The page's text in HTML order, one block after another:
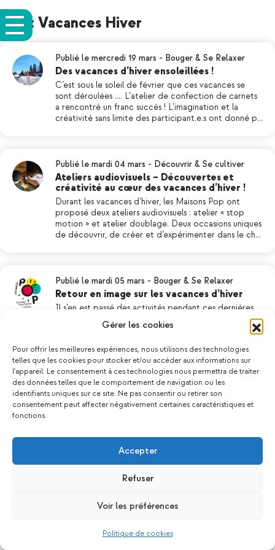
Gérer les cookies
Pour offrir les meilleures expériences, nous utilisons des technologies
telles que les cookies pour stocker et/ou accéder aux informations sur
l'appareil. Le consentement à ces technologies nous permettra de traiter
des données telles que le comportement de navigation ou les
identifiants uniques sur ce site. Ne pas consentir ou retirer son
consentement peut affecter négativement certaines caractéristiques et
fonctions.
Accepter
Refuser
Voir les préférences
Politique de cookies
Tag: Vacances Hiver
Publié le mercredi 19 mars - Bouger & Se Relaxer
Des vacances d’hiver ensoleillées !
C’est sous le soleil de février que ces vacances se
sont déroulées …. L’atelier de confection de carnets
a rencontré un franc succès ! L’imagination et la
créativité sans limite des participant.e.s ont donné p…
Publié le mardi 04 mars - Découvrir & Se cultiver
Ateliers audiovisuels – Découvertes et
créativité au cœur des vacances d’hiver !
Durant les vacances d’hiver, les Maisons Pop ont
proposé deux ateliers audiovisuels : atelier « stop
motion » et atelier doublage. Deux occasions uniques
de découvrir, de créer et d’expérimenter dans le ch…
Publié le mardi 05 mars - Bouger & Se Relaxer
Retour en image sur les vacances d’hiver
Il s’en est passé des activités pendant ces dernières
vacances ! Entre activités créatives, sorties plein air,
vélo, cinéma… Il y en a eu pour tous les goûts. Et ce